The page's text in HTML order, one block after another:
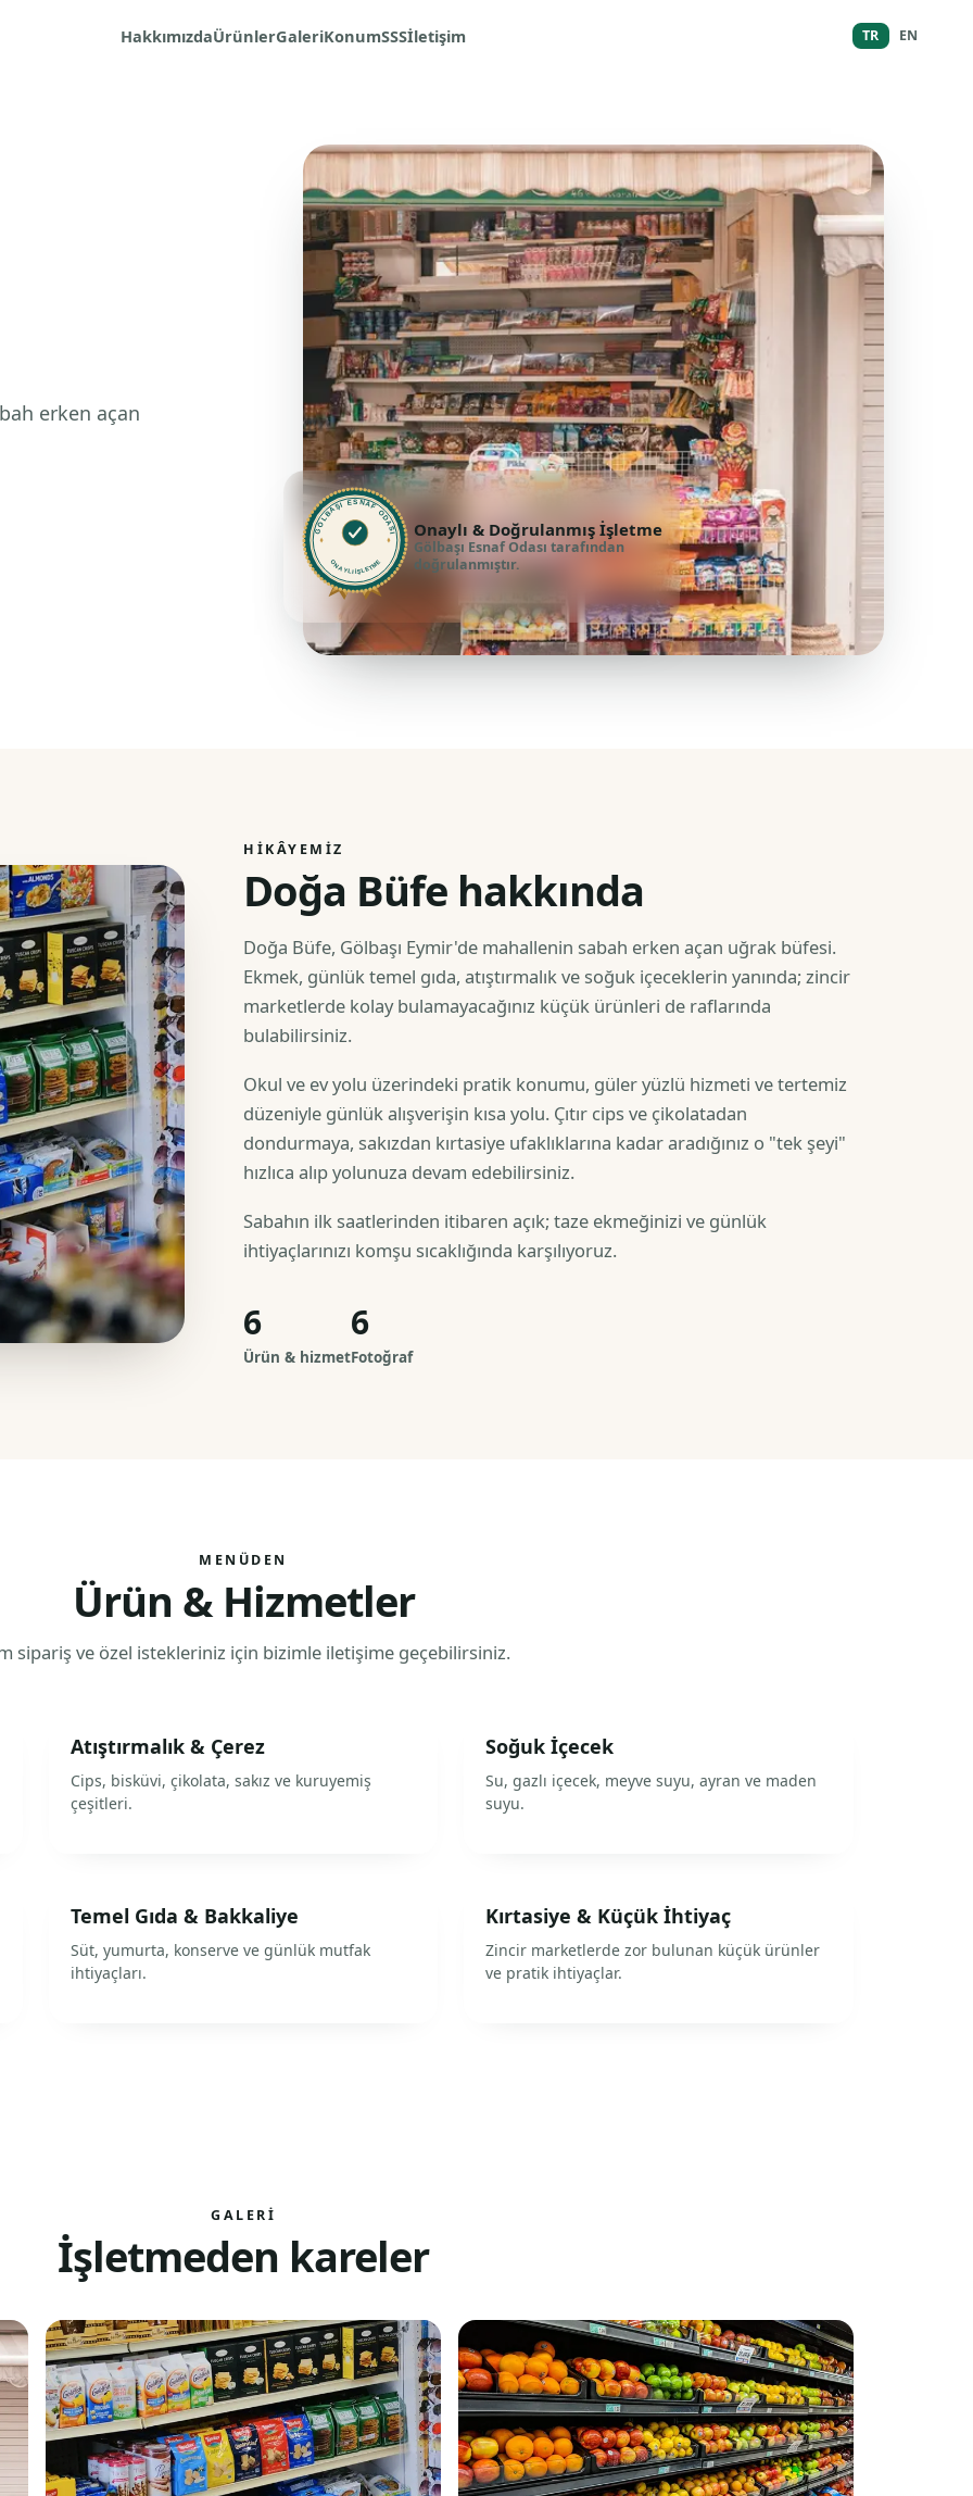
HakkımızdaÜrünlerGaleriKonumSSSİletişim TR EN
erken açan
GÖLBAŞI ESNAF ODASI
ONAYLI İŞLETME
Onaylı & Doğrulanmış İşletme
Gölbaşı Esnaf Odası tarafından
doğrulanmıştır.
HIKÂYEMIZ
Doğa Büfe hakkında
Doğa Büfe, Gölbaşı Eymir'de mahallenin sabah erken açan uğrak büfesi.
Ekmek, günlük temel gıda, atıştırmalık ve soğuk içeceklerin yanında; zincir
marketlerde kolay bulamayacağınız küçük ürünleri de raflarında
bulabilirsiniz.
Okul ve ev yolu üzerindeki pratik konumu, güler yüzlü hizmeti ve tertemiz
düzeniyle günlük alışverişin kısa yolu. Çıtır cips ve çikolatadan
dondurmaya, sakızdan kırtasiye ufaklıklarına kadar aradığınız o "tek şeyi"
hızlıca alıp yolunuza devam edebilirsiniz.
Sabahın ilk saatlerinden itibaren açık; taze ekmeğinizi ve günlük
ihtiyaçlarınızı komşu sıcaklığında karşılıyoruz.
6
Ürün & hizmet
6
Fotoğraf
MENÜDEN
Ürün & Hizmetler
sipariş ve özel istekleriniz için bizimle iletişime geçebilirsiniz.
Atıştırmalık & Çerez
Cips, bisküvi, çikolata, sakız ve kuruyemiş
çeşitleri.
Soğuk İçecek
Su, gazlı içecek, meyve suyu, ayran ve maden
suyu.
Temel Gıda & Bakkaliye
Süt, yumurta, konserve ve günlük mutfak
ihtiyaçları.
Kırtasiye & Küçük İhtiyaç
Zincir marketlerde zor bulunan küçük ürünler
ve pratik ihtiyaçlar.
GALERI
İşletmeden kareler